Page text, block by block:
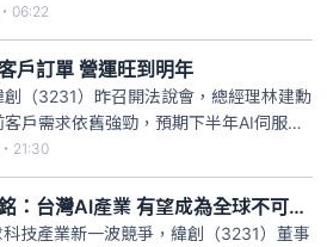
司。長榮航空孫嘉明總經理表示，隨著
半導體等科技產業及供應鏈之全球布
發科、台達電、緯創等知名大廠皆於印
，德里航線的開闢不僅打造高效率的商務
深化多邊
06:22
戶訂單 營運旺到明年
創（3231）昨召開法說會，總經理林建勳
戶需求依舊強勁，預期下半年AI伺服器
較上半年成長，從目前客戶提供的預測
年上半年需求也已經看得到，除了既有客
購外，也有新的企業級、雲端服務供應
，對公司下半年及明年營運維持樂觀看
21:30
緯創林憲銘：台灣AI產業 有望成為全球不可替代的力量
科技產業新一波競爭，緯創（3231）董事